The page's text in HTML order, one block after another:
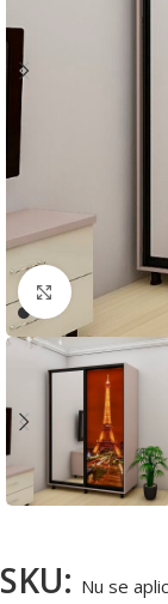
Faceți click
SKU: Nu se